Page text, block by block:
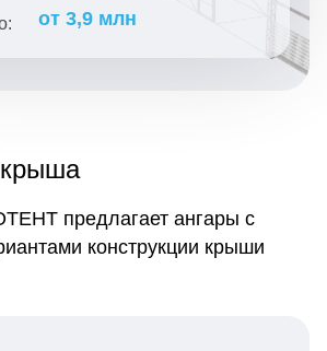
от 3,9 млн
крыша
предлагает ангары с
конструкции крыши